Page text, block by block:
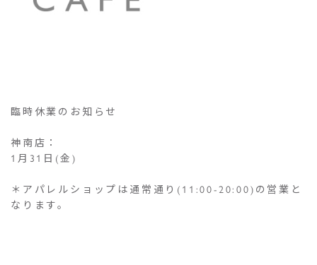
臨時休業のお知らせ
神南店：
1月31日(金)
＊アパレルショップは通常通り(11:00-20:00)の営業と
なります。